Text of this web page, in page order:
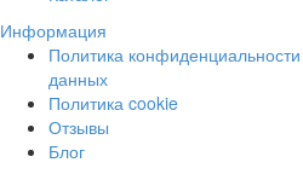
Информация
Политика
данных
Политика cookie
Отзывы
Блог